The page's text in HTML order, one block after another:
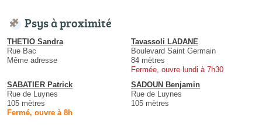
Psys à proximité
THETIO Sandra
Rue Bac
Même adresse
Tavassoli LADANE
Boulevard Saint Germain
84 mètres
Fermée, ouvre lundi à 7h30
SABATIER Patrick
Rue de Luynes
105 mètres
Fermé, ouvre à 8h
SADOUN Benjamin
Rue de Luynes
105 mètres